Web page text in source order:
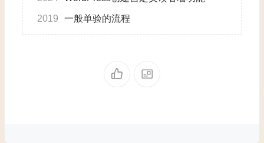
2019 一般单验的流程